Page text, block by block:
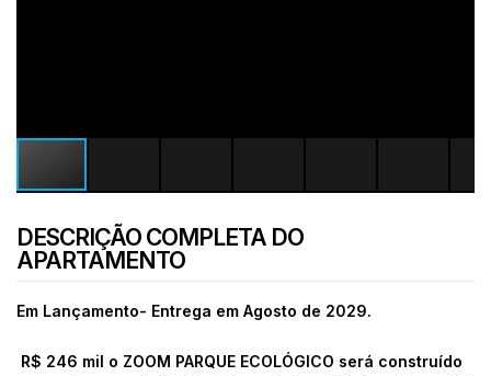
DESCRIÇÃO COMPLETA DO
APARTAMENTO
Em Lançamento- Entrega em Agosto de 2029.
R$ 246 mil o ZOOM PARQUE ECOLÓGICO será construído